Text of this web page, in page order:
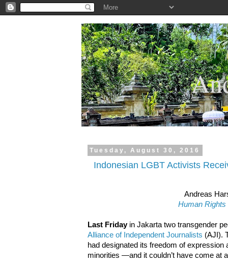
.
Tuesday, August 30, 2016
Indonesian LGBT Activists
Andreas
Human Rights
Last Fridayin Jakarta two transgender
Alliance of Independent Journalists (AJI).
had designated its freedom of expression
minorities —and it couldn’t have come at